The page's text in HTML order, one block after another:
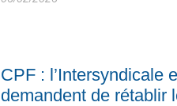
CPF : l’Intersyndicale
demandent de rétablir